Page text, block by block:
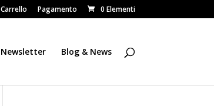
Carrello Pagamento 0 Elementi
Newsletter Blog & News